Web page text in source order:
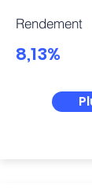
Rendement
8,13%